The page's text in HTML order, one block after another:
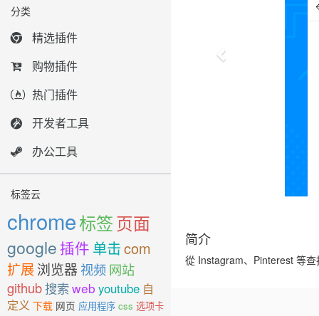
分类
精选插件
购物插件
热门插件
开发者工具
办公工具
标签云
chrome标签页面
google 插件 单击com
扩展浏览器 视频网站
github搜索web youtube 自
定义 下载 网页 应用程序 css 选项卡
简介
從 Instagram、Pinterest 等